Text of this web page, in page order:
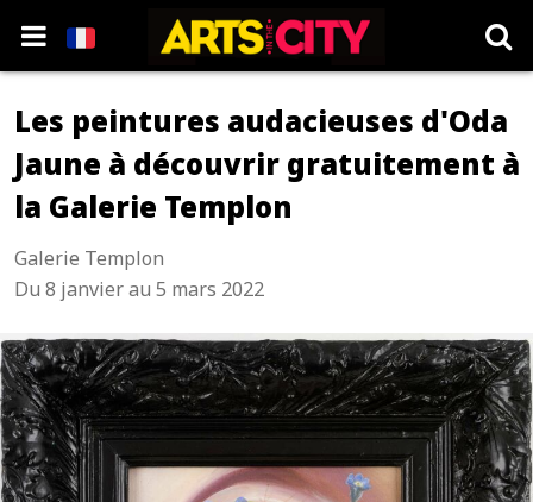
Les peintures audacieuses d'Oda
Jaune à découvrir gratuitement à
la Galerie Templon
Galerie Templon
Du 8 janvier au 5 mars 2022